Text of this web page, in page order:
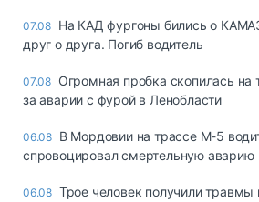
07.08 На КАД фургоны бились о
друг о друга. Погиб водитель
07.08 Огромная пробка скопилась на
за аварии с фурой в Ленобласти
06.08 В Мордовии на трассе М-5
спровоцировал смертельную аварию
06.08 Трое человек получили травмы